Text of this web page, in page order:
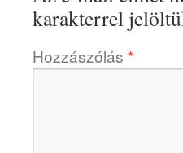
karakterrel
Hozzászólás *